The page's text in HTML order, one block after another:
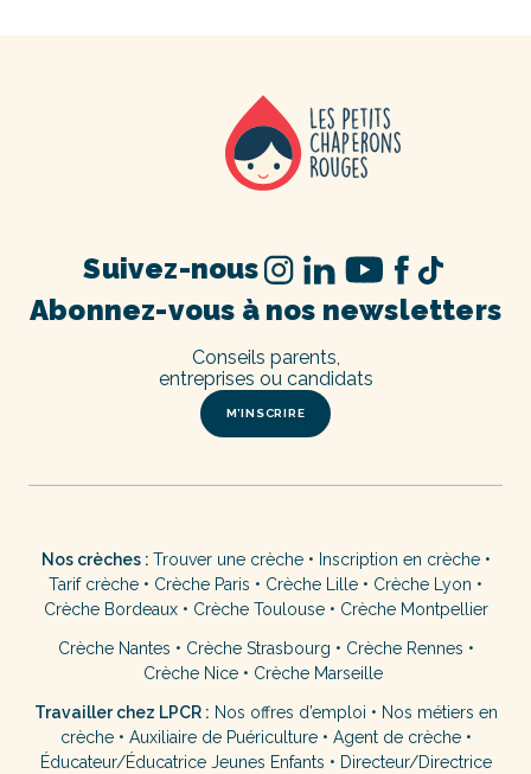
Abonnez-vous à nos newsletters
M’INSCRIRE
Conseils parents,
entreprises ou candidats
Suivez-nous
Nos crèches : Trouver une crèche• Inscription en crèche•
Tarif crèche • Crèche Paris • Crèche Lille • Crèche Lyon •
Crèche Bordeaux• Crèche Toulouse• Crèche Montpellier
Crèche Nantes • Crèche Strasbourg • Crèche Rennes •
Crèche Nice • Crèche Marseille
Travailler chez LPCR : Nos offres d’emploi • Nos métiers en
crèche• Auxiliaire de Puériculture• Agent de crèche•
Éducateur/Éducatrice Jeunes Enfants • Directeur/Directrice